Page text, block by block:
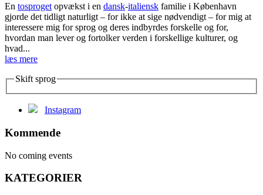
En tosproget opvækst i en dansk-italiensk familie i København
gjorde det tidligt naturligt – for ikke at sige nødvendigt – for mig at
interessere mig for sprog og deres indbyrdes forskelle og for,
hvordan man lever og fortolker verden i forskellige kulturer, og
hvad...
læs mere
Skift sprog
Instagram
Kommende
No coming events
KATEGORIER